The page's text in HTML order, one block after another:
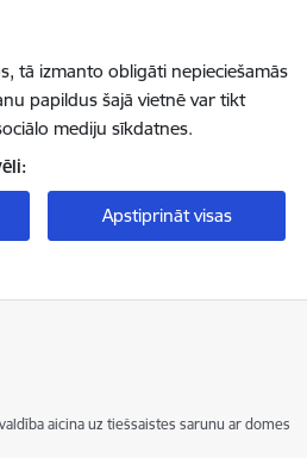
tā izmanto obligāti nepieciešamās
papildus šajā vietnē var tikt
mediju sīkdatnes.
Apstiprināt visas
aicina uz tiešsaistes sarunu ar domes